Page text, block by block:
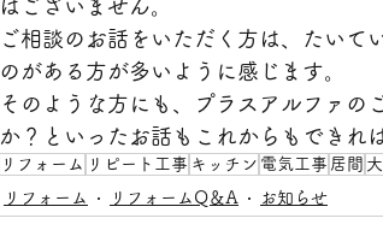
はございません。
ご相談のお話をいただく方は、たいて
のがある方が多いように感じます。
そのような方にも、プラスアルファの
か？といったお話もこれからもできれ
リフォーム リピート工事 キッチン 電気工事 居間
リフォーム
リフォームQ＆A お知らせ